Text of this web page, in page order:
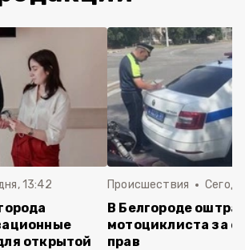
13:42
открытой
Происшествия
В Белгороде
мотоциклиста за
прав